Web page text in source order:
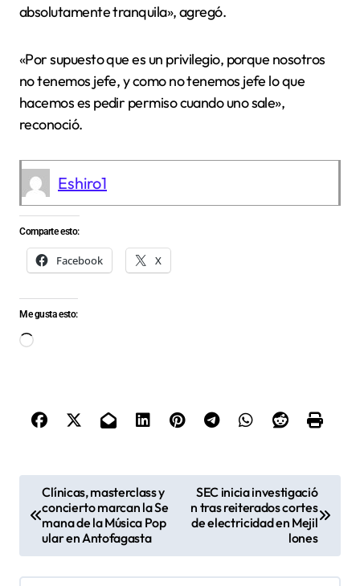
absolutamente tranquila», agregó.
«Por supuesto que es un privilegio, porque nosotros
no tenemos jefe, y como no tenemos jefe lo que
hacemos es pedir permiso cuando uno sale»,
reconoció.
Eshiro1
Comparte esto:
Facebook X
Me gusta esto:
Cargando...
Clínicas, masterclass y
concierto marcan la Se
mana de la Música Pop
ular en Antofagasta
SEC inicia investigació
n tras reiterados cortes
de electricidad en Mejil
lones